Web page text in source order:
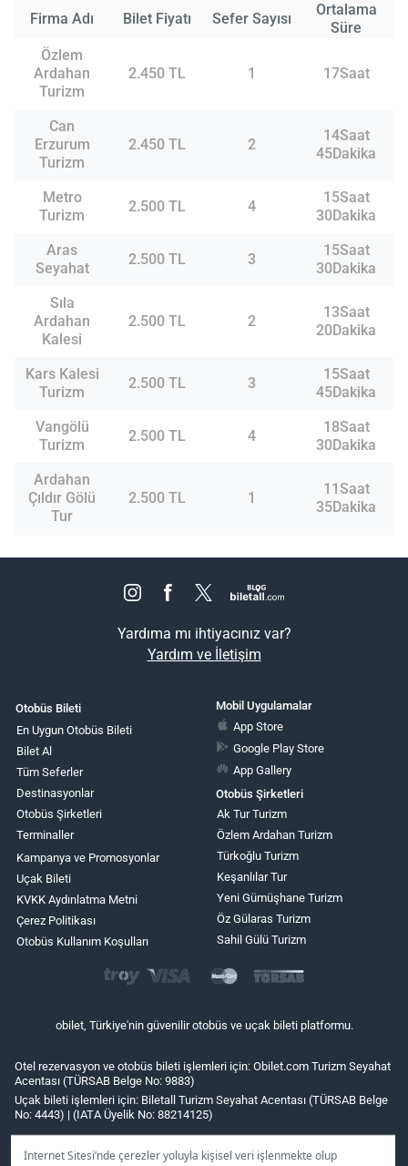
İnternet Sitesi’nde çerezler yoluyla kişisel veri işlenmekte olup
Firma Adı Bilet Fiyatı Sefer Sayısı
Ortalama
Süre
Özlem
Ardahan
Turizm
2.450 TL 1 17Saat
Can
Erzurum
Turizm
2.450 TL 2
14Saat
45Dakika
Metro
Turizm
2.500 TL 4
15Saat
30Dakika
Aras
Seyahat
2.500 TL 3
15Saat
30Dakika
Sıla
Ardahan
Kalesi
2.500 TL 2
13Saat
20Dakika
Kars Kalesi
Turizm
2.500 TL 3
15Saat
45Dakika
Vangölü
Turizm
2.500 TL 4
18Saat
30Dakika
Ardahan
Çıldır Gölü
Tur
2.500 TL 1
11Saat
35Dakika
Yardıma mı ihtiyacınız var?
Yardım ve İletişim
Otobüs Bileti
En Uygun Otobüs Bileti
Bilet Al
Tüm Seferler
Destinasyonlar
Otobüs Şirketleri
Terminaller
Kampanya ve Promosyonlar
Uçak Bileti
KVKK Aydınlatma Metni
Çerez Politikası
Otobüs Kullanım Koşulları
Mobil Uygulamalar
App Store
Google Play Store
App Gallery
Otobüs Şirketleri
Ak Tur Turizm
Özlem Ardahan Turizm
Türkoğlu Turizm
Keşanlılar Tur
Yeni Gümüşhane Turizm
Öz Gülaras Turizm
Sahil Gülü Turizm
obilet, Türkiye'nin güvenilir otobüs ve uçak bileti platformu.
Otel rezervasyon ve otobüs bileti işlemleri için: Obilet.com Turizm Seyahat
Acentası (TÜRSAB Belge No: 9883)
Uçak bileti işlemleri için: Biletall Turizm Seyahat Acentası (TÜRSAB Belge
No: 4443) | (IATA Üyelik No: 88214125)